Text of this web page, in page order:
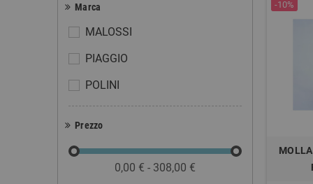
Marca
MALOSSI
PIAGGIO
POLINI
Prezzo
0,00 € - 308,00 €
-10%